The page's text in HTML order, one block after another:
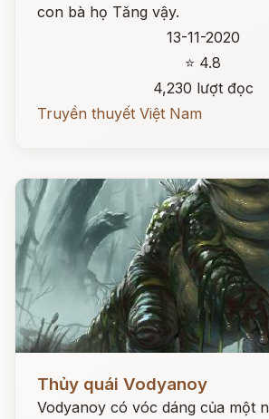
con bà họ Tăng vậy.
13-11-2020
⭐ 4.8
4,230 lượt đọc
Truyền thuyết Việt Nam
Thủy quái Vodyanoy
Vodyanoy có vóc dáng của một